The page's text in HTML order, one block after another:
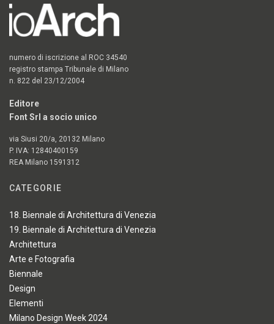
numero di iscrizione al ROC 34540
registro stampa Tribunale di Milano
n. 822 del 23/12/2004
Editore
Font Srl a socio unico
via Siusi 20/a, 20132 Milano
P. IVA: 12840400159
REA Milano 1591312
CATEGORIE
18. Biennale di Architettura di Venezia
19. Biennale di Architettura di Venezia
Architettura
Arte e Fotografia
Biennale
Design
Elementi
Milano Design Week 2024